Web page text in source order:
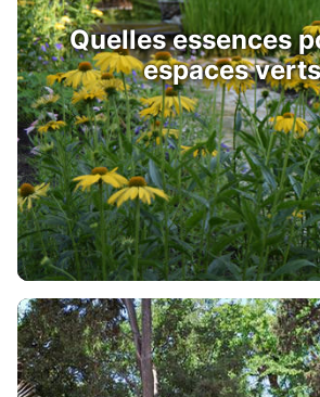
Quelles essences
espaces